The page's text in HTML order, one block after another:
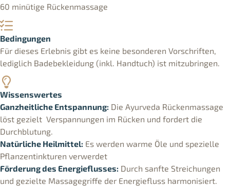
60 minütige Rückenmassage
Bedingungen
Für dieses Erlebnis gibt es keine besonderen Vorschriften,
lediglich Badebekleidung (inkl. Handtuch) ist mitzubringen.
Wissenswertes
Ganzheitliche Entspannung: Die Ayurveda Rückenmassage
löst gezielt Verspannungen im Rücken und fordert die
Durchblutung.
Natürliche Heilmittel: Es werden warme Öle und spezielle
Pflanzentinkturen verwerdet
Förderung des Energieflusses: Durch sanfte Streichungen
und gezielte Massagegriffe der Energiefluss harmonisiert.